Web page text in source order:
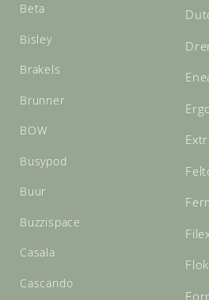
Beta
Bisley
Brakels
Brunner
BOW
Busypod
Buur
Buzzispace
Casala
Cascando